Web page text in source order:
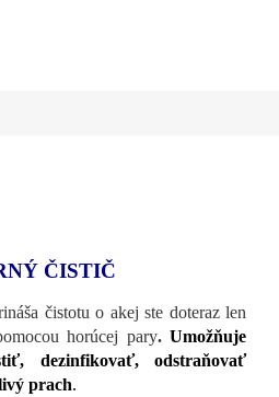
ČISTIČ
čistotu o akej ste doteraz len
horúcej pary. Umožňuje
dezinfikovať, odstraňovať
prach.